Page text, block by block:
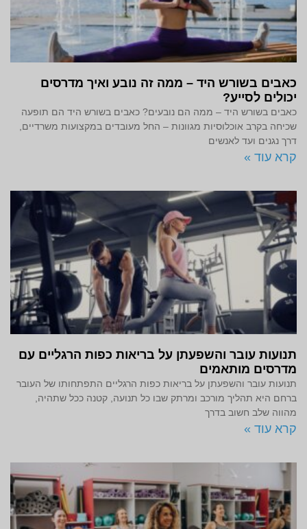
כאבים בשורש היד – ממה זה נובע ואיך מדרסים
יכולים לסייע?
כאבים בשורש היד – ממה הם נובעים? כאבים בשורש היד הם תופעה
שכיחה בקרב אוכלוסיות מגוונות – החל מעובדים במקצועות משרדיים,
דרך נגנים ועד לאנשים
קרא עוד »
תנועות עובר והשפעתן על בריאות כפות הרגליים עם
מדרסים מותאמים
תנועות עובר והשפעתן על בריאות כפות הרגליים התפתחותו של העובר
ברחם היא תהליך מורכב ומרתק שבו כל תנועה, קטנה ככל שתהיה,
מהווה שלב חשוב בדרך
קרא עוד »